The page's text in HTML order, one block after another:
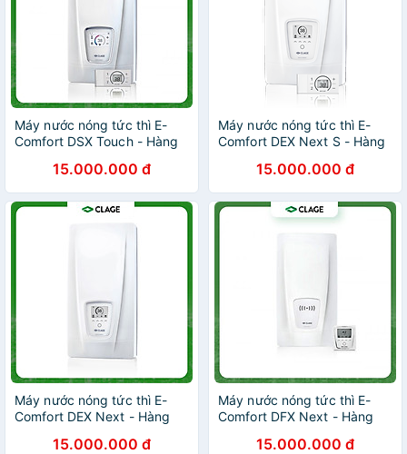
Máy nước nóng tức thì E-
Comfort DSX Touch - Hàng
15.000.000 đ
Máy nước nóng tức thì E-
Comfort DEX Next S - Hàng
15.000.000 đ
Máy nước nóng tức thì E-
Comfort DEX Next - Hàng
15.000.000 đ
Máy nước nóng tức thì E-
Comfort DFX Next - Hàng
15.000.000 đ